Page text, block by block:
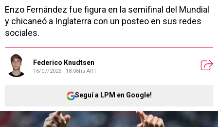
Enzo Fernández fue figura en la semifinal del Mundial
y chicaneó a Inglaterra con un posteo en sus redes
sociales.
Federico Knudtsen
16/07/2026 - 18:06hs ART
Seguí a LPM en Google!